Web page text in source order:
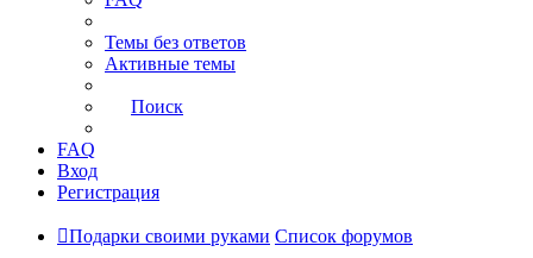
Темы без ответов
Активные темы
Поиск
FAQ
Вход
Регистрация
Подарки своими руками Список форумов